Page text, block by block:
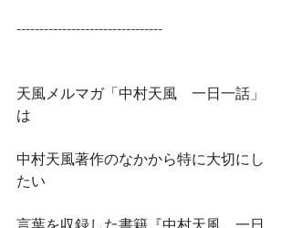
--------------------------------
天風メルマガ「中村天風　一日一話」
は
中村天風著作のなかから特に大切にし
たい